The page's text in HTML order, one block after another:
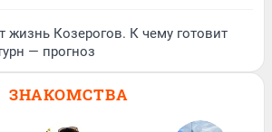
жизнь Козерогов. К чему готовит
— прогноз
ЗНАКОМСТВА